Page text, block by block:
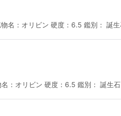
名：オリビン 硬度：6.5 鑑別： 誕生
：オリビン 硬度：6.5 鑑別： 誕生石